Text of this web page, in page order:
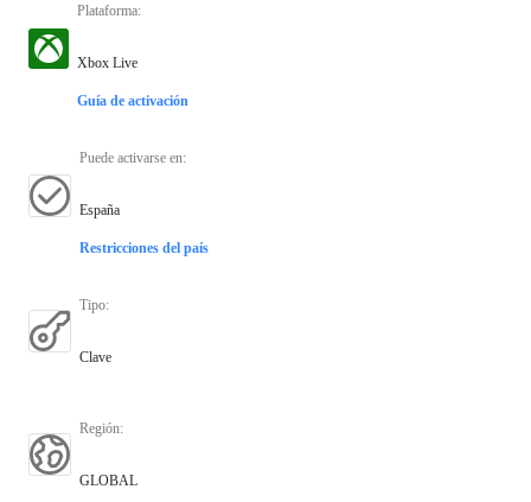
Plataforma:
Xbox Live
Guía de activación
Puede activarse en:
España
Restricciones del país
Tipo:
Clave
Región:
GLOBAL